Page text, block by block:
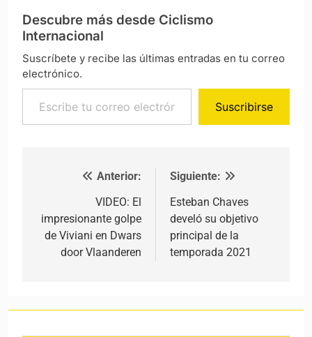
Descubre más desde Ciclismo
Internacional
Suscríbete y recibe las últimas entradas en tu correo
electrónico.
Escribe tu correo electrónico…
Suscribirse
Navegación de entradas
Anterior:
VIDEO: El
impresionante golpe
de Viviani en Dwars
door Vlaanderen
Siguiente:
Esteban Chaves
develó su objetivo
principal de la
temporada 2021